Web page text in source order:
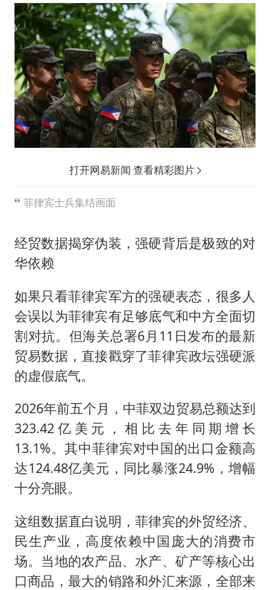
打开网易新闻 查看精彩图片
菲律宾士兵集结画面
经贸数据揭穿伪装，强硬背后是极致的对
华依赖
如果只看菲律宾军方的强硬表态，很多人
会误以为菲律宾有足够底气和中方全面切
割对抗。但海关总署6月11日发布的最新
贸易数据，直接戳穿了菲律宾政坛强硬派
的虚假底气。
2026年前五个月，中菲双边贸易总额达到
323.42亿美元，相比去年同期增长
13.1%。其中菲律宾对中国的出口金额高
达124.48亿美元，同比暴涨24.9%，增幅
十分亮眼。
这组数据直白说明，菲律宾的外贸经济、
民生产业，高度依赖中国庞大的消费市
场。当地的农产品、水产、矿产等核心出
口商品，最大的销路和外汇来源，全部来